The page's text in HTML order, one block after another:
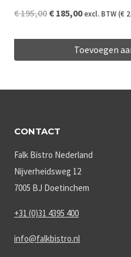
€195,00 Oorspronkelijke
€ 185,00Huidige
is:
excl. BTW (€
Toevoegen
CONTACT
Falk Bistro Nederland
Nijverheidsweg 12
7005 BJ Doetinchem
+31 (0)31 4395 400
info@falkbistro.nl